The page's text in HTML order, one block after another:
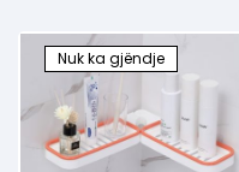
Nuk ka gjëndje